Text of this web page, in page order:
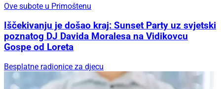
Ove subote u Primoštenu
Iščekivanju je došao kraj: Sunset Party uz svjetski
poznatog DJ Davida Moralesa na Vidikovcu
Gospe od Loreta
Besplatne radionice za djecu